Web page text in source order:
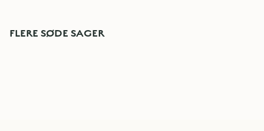
FLERE SØDE SAGER